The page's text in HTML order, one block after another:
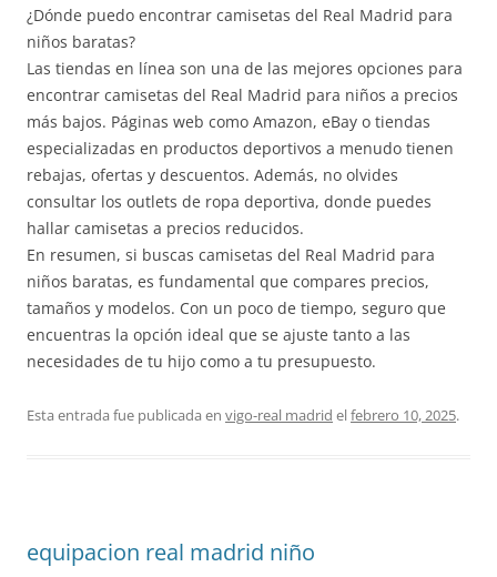
¿Dónde puedo encontrar camisetas del Real Madrid para
niños baratas?
Las tiendas en línea son una de las mejores opciones para
encontrar camisetas del Real Madrid para niños a precios
más bajos. Páginas web como Amazon, eBay o tiendas
especializadas en productos deportivos a menudo tienen
rebajas, ofertas y descuentos. Además, no olvides
consultar los outlets de ropa deportiva, donde puedes
hallar camisetas a precios reducidos.
En resumen, si buscas camisetas del Real Madrid para
niños baratas, es fundamental que compares precios,
tamaños y modelos. Con un poco de tiempo, seguro que
encuentras la opción ideal que se ajuste tanto a las
necesidades de tu hijo como a tu presupuesto.
Esta entrada fue publicada en vigo-real madrid elfebrero 10, 2025.
equipacion real madrid niño